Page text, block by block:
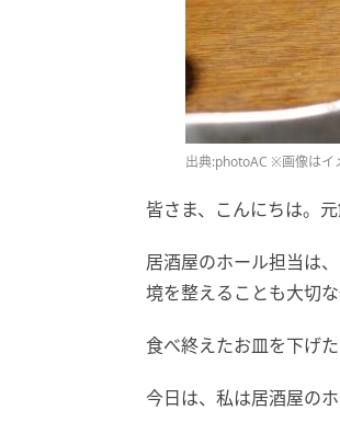
出典:photoAC ※画像はイ
皆さま、こんにちは。
居酒屋のホール担当は
境を整えることも大切な
食べ終えたお皿を下げ
今日は、私は居酒屋の